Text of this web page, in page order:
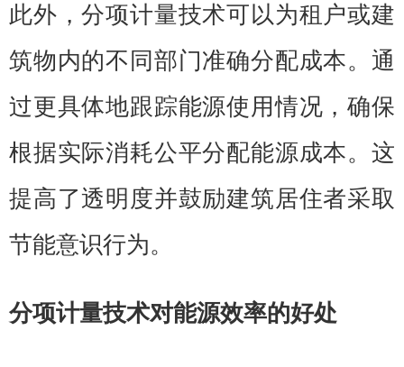
此外，分项计量技术可以为租户或建
筑物内的不同部门准确分配成本。通
过更具体地跟踪能源使用情况，确保
根据实际消耗公平分配能源成本。这
提高了透明度并鼓励建筑居住者采取
节能意识行为。
分项计量技术对能源效率的好处